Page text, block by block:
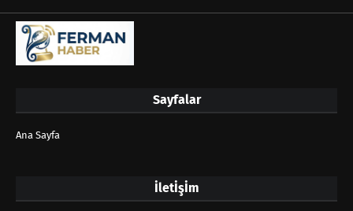
Sayfalar
Ana Sayfa
İletİşİm